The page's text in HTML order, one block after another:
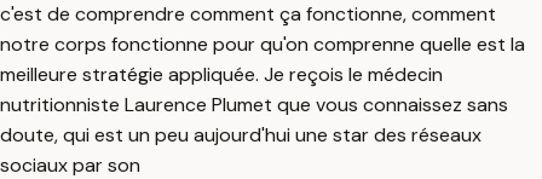
c'est de comprendre comment ça fonctionne, comment
notre corps fonctionne pour qu'on comprenne quelle est la
meilleure stratégie appliquée. Je reçois le médecin
nutritionniste Laurence Plumet que vous connaissez sans
doute, qui est un peu aujourd'hui une star des réseaux
sociaux par son